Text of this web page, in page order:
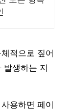
적으로 짚어
발생하는 지
용하면 페이